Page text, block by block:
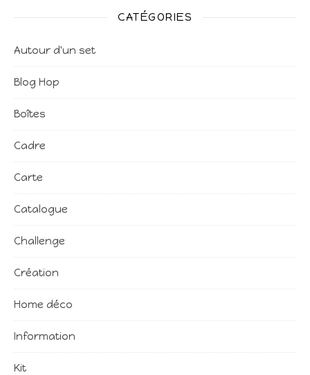
CATÉGORIES
Autour d'un set
Blog Hop
Boîtes
Cadre
Carte
Catalogue
Challenge
Création
Home déco
Information
Kit